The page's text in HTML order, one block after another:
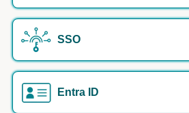
SSO
Entra ID